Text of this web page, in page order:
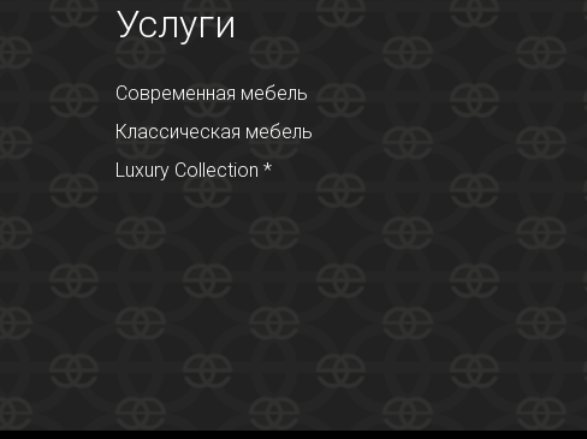
Услуги
Современная мебель
Классическая мебель
Luxury Collection *